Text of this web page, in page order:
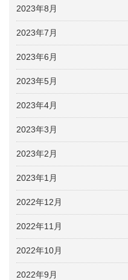
2023年8月
2023年7月
2023年6月
2023年5月
2023年4月
2023年3月
2023年2月
2023年1月
2022年12月
2022年11月
2022年10月
2022年9月